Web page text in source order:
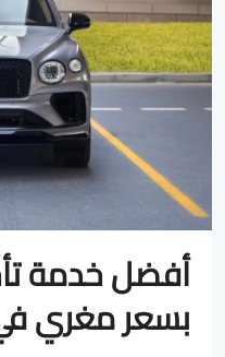
أفضل خدمة
بسعر مغري